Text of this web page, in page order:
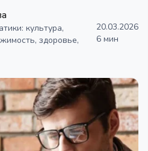
культура,
здоровье,
20.03.2026
6 мин